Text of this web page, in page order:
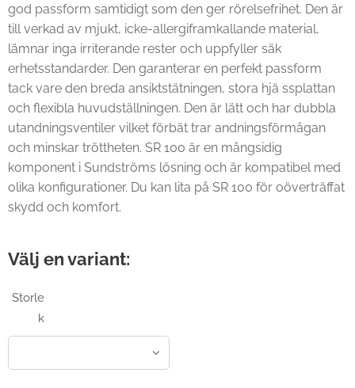
god passform samtidigt som den ger rörelsefrihet. Den är
till verkad av mjukt, icke-allergiframkallande material,
lämnar inga irriterande rester och uppfyller säk
erhetsstandarder. Den garanterar en perfekt passform
tack vare den breda ansiktstätningen, stora hjä ssplattan
och flexibla huvudställningen. Den är lätt och har dubbla
utandningsventiler vilket förbät trar andningsförmågan
och minskar tröttheten. SR 100 är en mångsidig
komponent i Sundströms lösning och är kompatibel med
olika konfigurationer. Du kan lita på SR 100 för oöverträffat
skydd och komfort.
Välj en variant:
Storle
k